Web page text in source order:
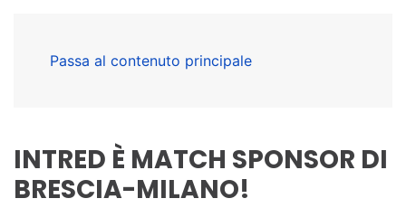
Passa al contenuto principale
INTRED È MATCH SPONSOR DI
BRESCIA-MILANO!